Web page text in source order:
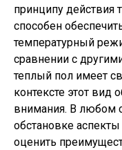
принципу действия
способен
температурный
сравнении с
теплый пол имеет
контексте этот вид
внимания. В любом
обстановке
оценить